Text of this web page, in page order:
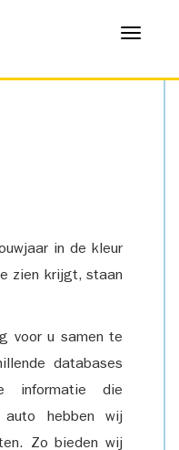
Menu
in de kleur
zien krijgt, staan
voor u samen te
databases
informatie die
hebben wij
Zo bieden wij